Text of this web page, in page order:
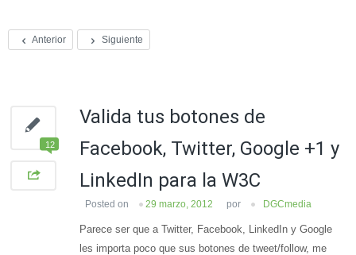
Anterior Siguiente
12
Valida tus botones de
Facebook, Twitter, Google +1 y
LinkedIn para la W3C
Posted on 29 marzo, 2012 por DGCmedia
Parece ser que a Twitter, Facebook, LinkedIn y Google
les importa poco que sus botones de tweet/follow, me